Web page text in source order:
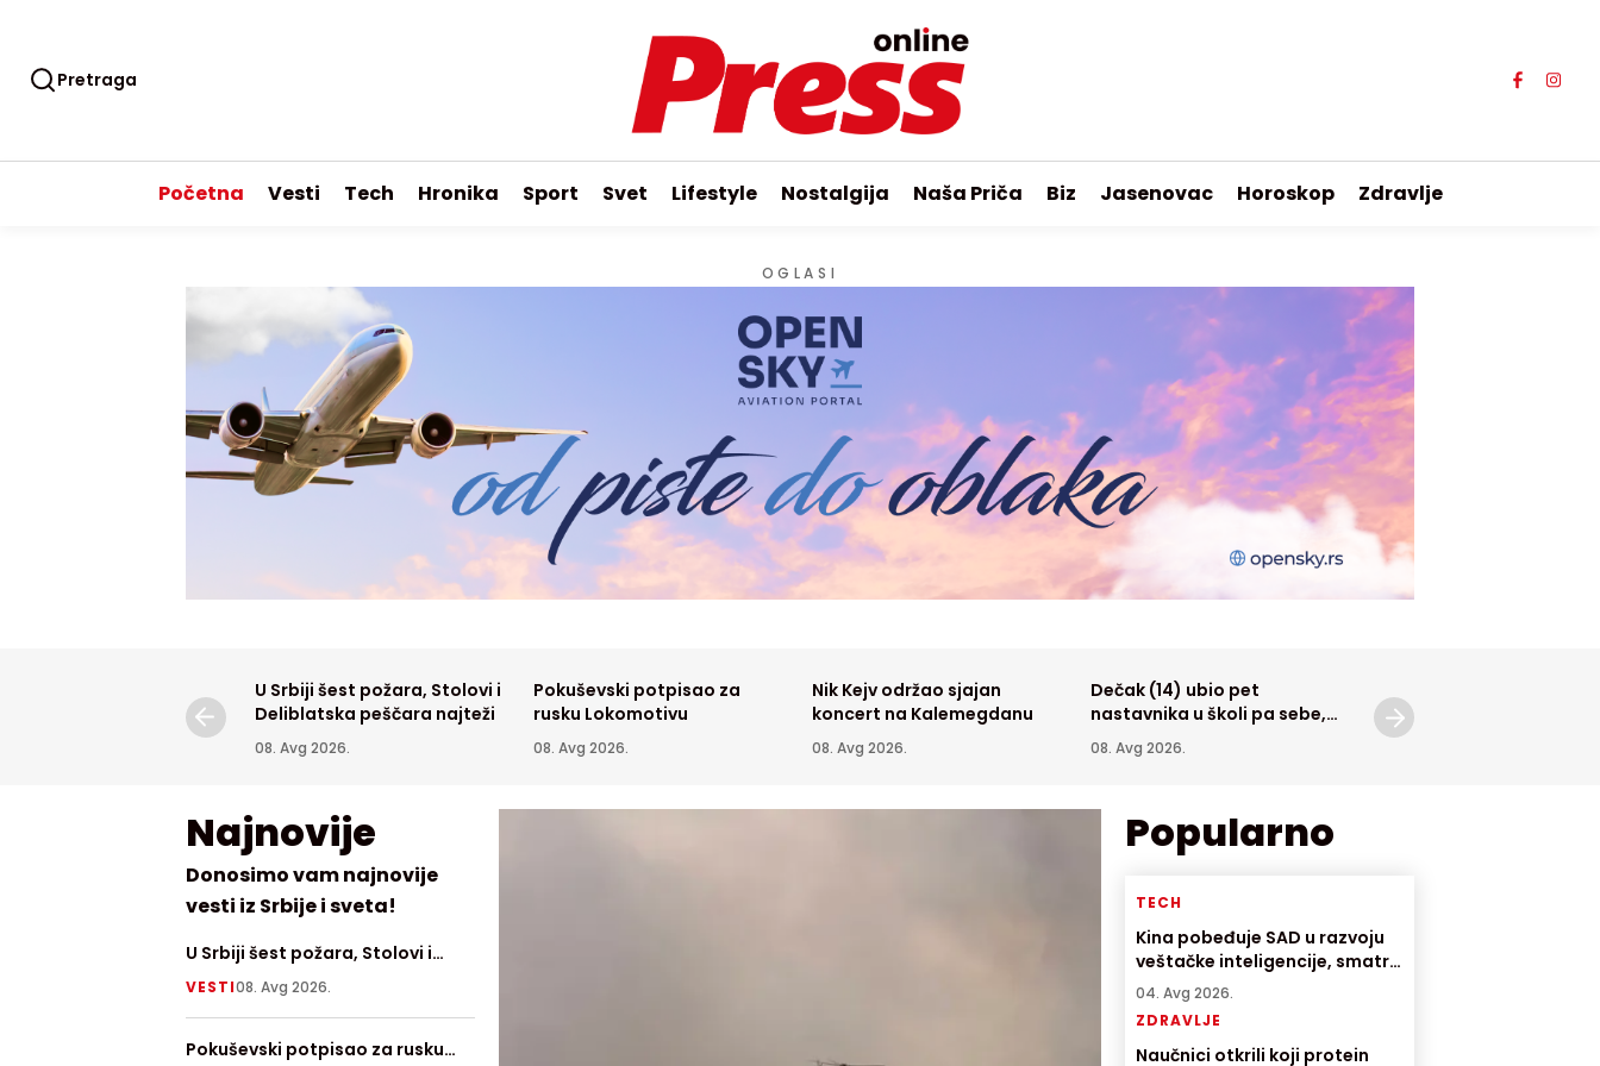
Pretraga
Početna Vesti Tech Hronika Sport Svet Lifestyle Nostalgija Naša Priča Biz Jasenovac Horoskop Zdravlje
OGLASI
U Srbiji šest požara, Stolovi i
Deliblatska peščara najteži
08. Avg 2026.
Pokuševski potpisao za
rusku Lokomotivu
08. Avg 2026.
Nik Kejv održao sjajan
koncert na Kalemegdanu
08. Avg 2026.
Dečak (14) ubio pet
nastavnika u školi pa sebe,
prethodno usmrtio babu i
dedu
08. Avg 2026.
laboratoriji
Najnovije
Donosimo vam najnovije
vesti iz Srbije i sveta!
U Srbiji šest požara, Stolovi i
Deliblatska peščara najteži
VESTI08. Avg 2026.
Pokuševski potpisao za rusku
Popularno
TECH
Kina pobeđuje SAD u razvoju
veštačke inteligencije, smatra
direktor američke AI
kompanije
04. Avg 2026.
ZDRAVLJE
Naučnici otkrili koji protein